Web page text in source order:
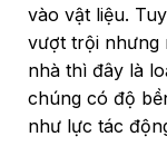
vào vật liệu.
vượt trội nhưng
nhà thì đây là
chúng có độ
như lực tác